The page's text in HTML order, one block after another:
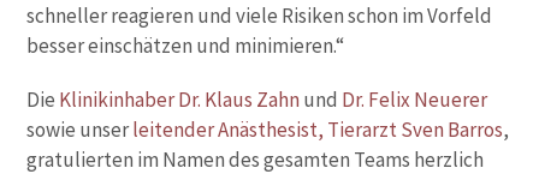
schneller reagieren und viele Risiken schon im Vorfeld
besser einschätzen und minimieren.“
Die Klinikinhaber Dr. Klaus Zahn und Dr. Felix Neuerer
sowie unserleitender Anästhesist, Tierarzt Sven Barros,
gratulierten im Namen des gesamten Teams herzlich